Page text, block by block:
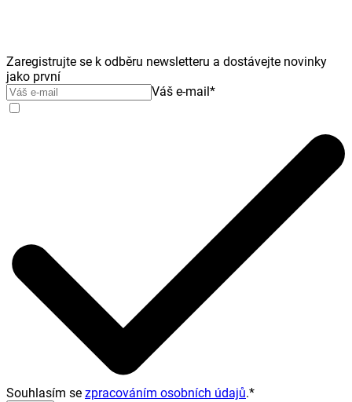
Zaregistrujte se k odběru newsletteru a dostávejte novinky
jako první
Váš e-mail*
Souhlasím se zpracováním osobních údajů.*